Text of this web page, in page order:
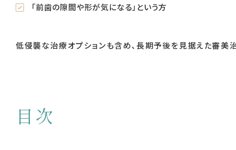
「前歯の隙間や形が気になる」という方
低侵襲な治療オプションも含め、長期予後を見据えた審美
目次